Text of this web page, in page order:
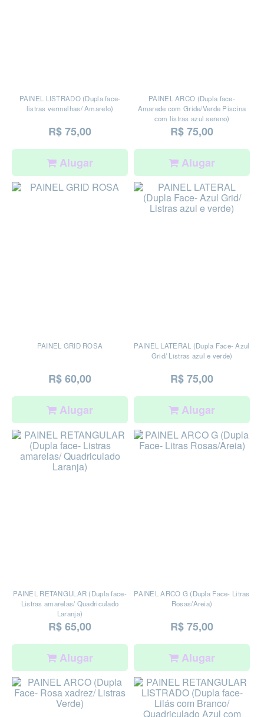
PAINEL LISTRADO (Dupla face-
listras vermelhas/ Amarelo)
R$ 75,00
Alugar
PAINEL ARCO (Dupla face-
Amarede com Gride/Verde Piscina
com listras azul sereno)
R$ 75,00
Alugar
PAINEL GRID ROSA
R$ 60,00
Alugar
PAINEL LATERAL (Dupla Face- Azul
Grid/ Listras azul e verde)
R$ 75,00
Alugar
PAINEL RETANGULAR (Dupla face-
Listras amarelas/ Quadriculado
Laranja)
R$ 65,00
Alugar
PAINEL ARCO G (Dupla Face- Litras
Rosas/Areia)
R$ 75,00
Alugar